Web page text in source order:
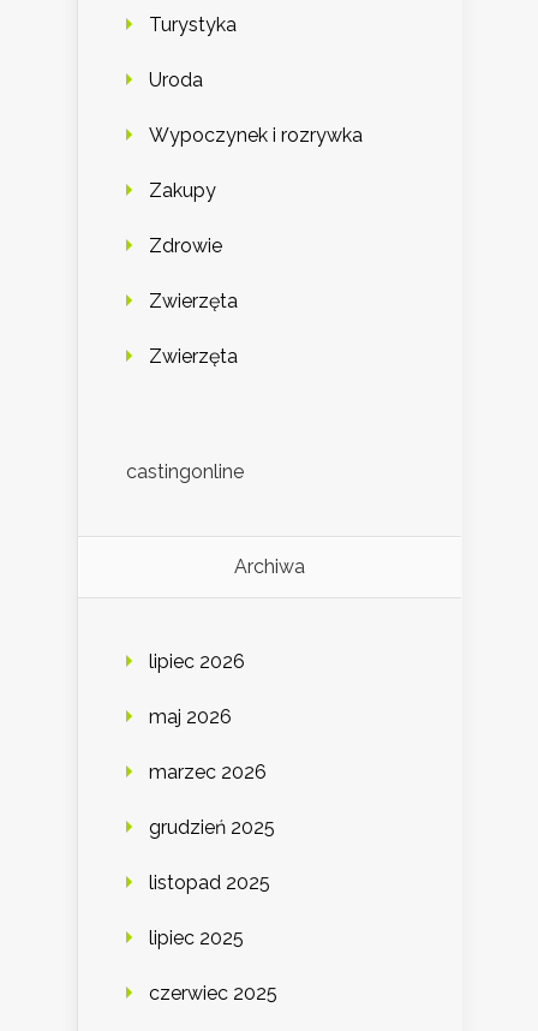
Turystyka
Uroda
Wypoczynek i rozrywka
Zakupy
Zdrowie
Zwierzęta
Zwierzęta
castingonline
Archiwa
lipiec 2026
maj 2026
marzec 2026
grudzień 2025
listopad 2025
lipiec 2025
czerwiec 2025